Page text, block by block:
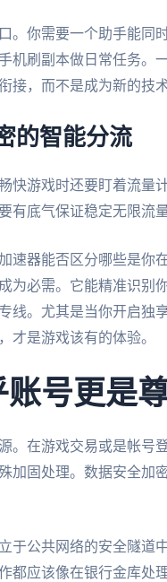
。你需要一个助手能同
机刷副本做日常任务。
接，而不是成为新的技术
的智能分流
快游戏时还要盯着流量
有底气保证稳定无限流量
速器能否区分哪些是你
为必需。它能精准识别
线。尤其是当你开启独
才是游戏该有的体验。
号更是
。在游戏交易或是帐号
加固处理。数据安全加
于公共网络的安全隧道
都应该像在银行金库处